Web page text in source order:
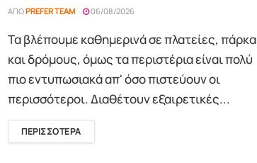
ΑΠΌPREFER TEAM 06/08/2026
Τα βλέπουμε καθημερινά σε πλατείες, πάρκα
και δρόμους, όμως τα περιστέρια είναι πολύ
πιο εντυπωσιακά απ' όσο πιστεύουν οι
περισσότεροι. Διαθέτουν εξαιρετικές...
ΠΕΡΙΣΣΟΤΕΡΑDETAILS